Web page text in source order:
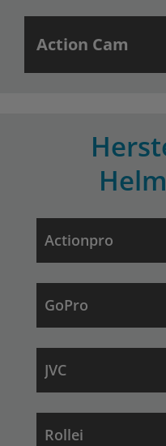
Action Cam
Actionpro
GoPro
JVC
Rollei